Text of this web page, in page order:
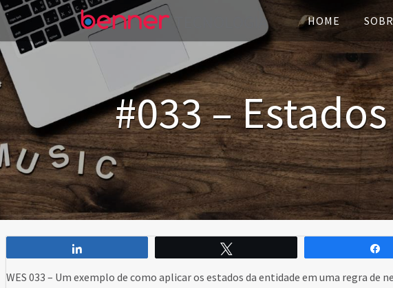
HOME
#033 –
WES 033 – Um exemplo de como aplicar os estados da entidade em uma regra de